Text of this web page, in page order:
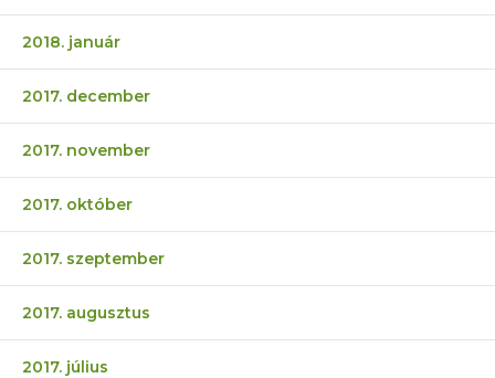
2018. január
2017. december
2017. november
2017. október
2017. szeptember
2017. augusztus
2017. július